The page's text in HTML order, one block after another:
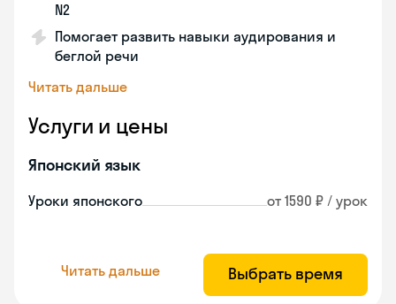
N2
Помогает развить навыки аудирования и
беглой речи
Читать дальше
Услуги и цены
Японский язык
Уроки японского от 1590 ₽ / урок
Читать дальше Выбрать время